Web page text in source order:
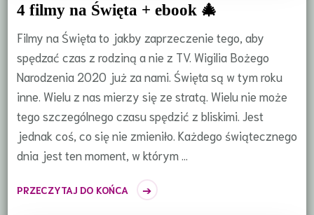
4 filmy na Święta + ebook 🎄
Filmy na Święta to jakby zaprzeczenie tego, aby
spędzać czas z rodziną a nie z TV. Wigilia Bożego
Narodzenia 2020 już za nami. Święta są w tym roku
inne. Wielu z nas mierzy się ze stratą. Wielu nie może
tego szczególnego czasu spędzić z bliskimi. Jest
jednak coś, co się nie zmieniło. Każdego świątecznego
dnia jest ten moment, w którym …
PRZECZYTAJ DO KOŃCA